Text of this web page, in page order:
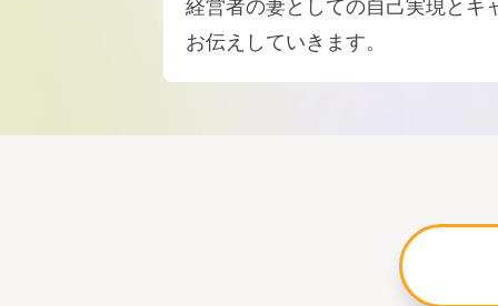
経営者の妻としての自己実現とキ
お伝えしていきます。